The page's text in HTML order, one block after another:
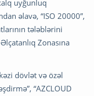
uyğunluq
əlavə, “ISO 20000”,
tələblərini
Zonasına
dövlət və özəl
“AZCLOUD